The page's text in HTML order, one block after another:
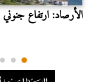
الأرصاد: ارتفاع جنوني في